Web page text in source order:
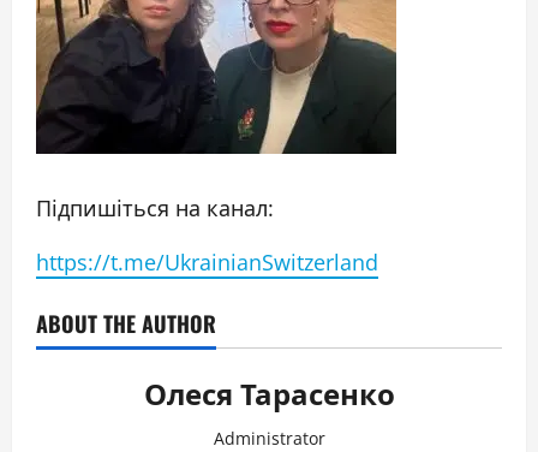
Підпишіться на канал:
https://t.me/UkrainianSwitzerland
ABOUT THE AUTHOR
Олеся Тарасенко
Administrator